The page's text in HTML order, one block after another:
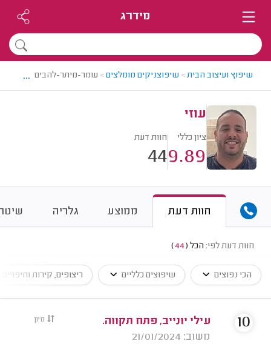
מידרג
שיפוץ ועיצוב הבית> שיפוצניקים מומלצים> עומר-מיתר-להבים >...
עוזי
ציון כללי
9.89
חוות דעת
44
חוות דעת ממוצע גלריה
חוות דעת לפי: הכל (
44
)
הכי נפוצים שיפוצים כלליים ריצופים, קירות וחיפויים
מיון
עילי יונייב, פתח תקווה.
משוב: 21/01/2024
10